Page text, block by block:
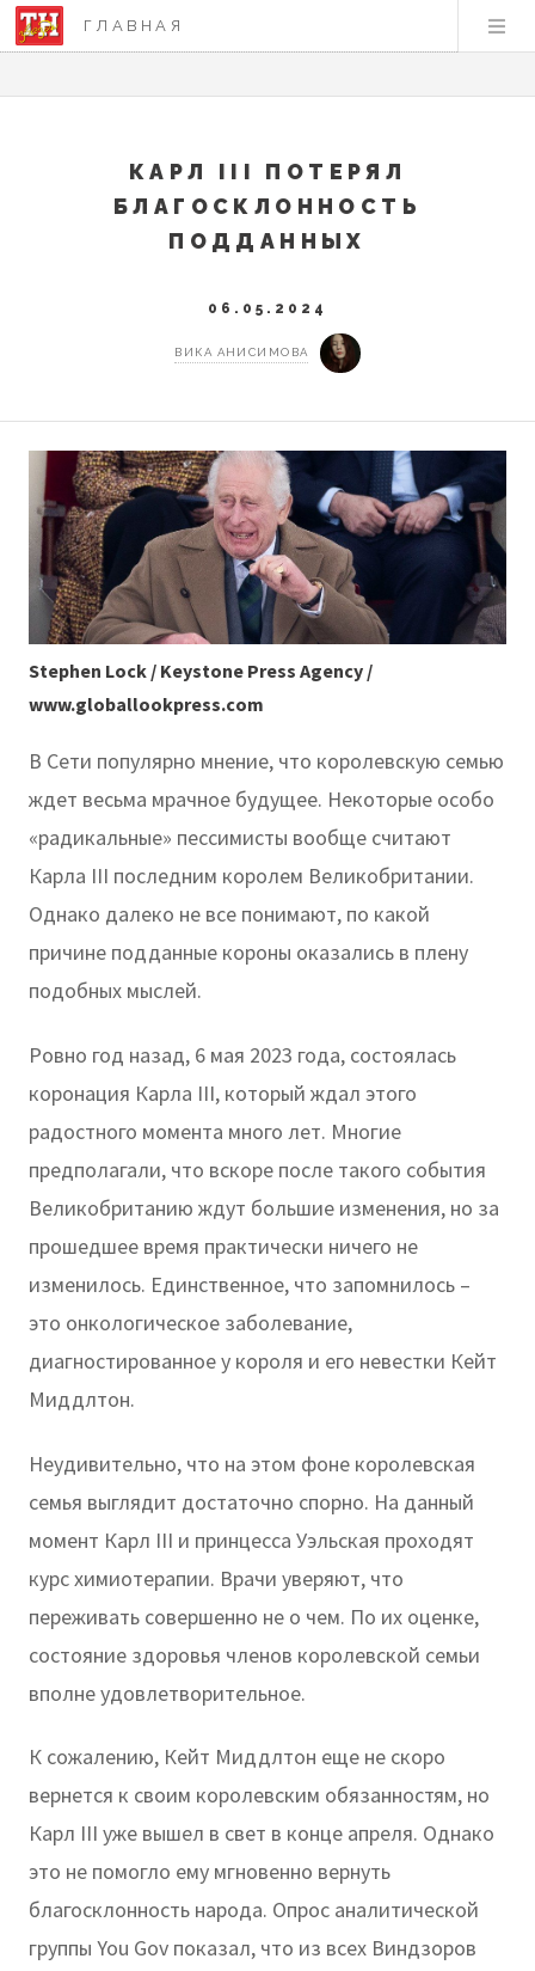
ГЛАВНАЯ
КАРЛ III ПОТЕРЯЛ
БЛАГОСКЛОННОСТЬ
ПОДДАННЫХ
06.05.2024
ВИКА АНИСИМОВА
Stephen Lock / Keystone Press Agency /
www.globallookpress.com
В Сети популярно мнение, что королевскую семью
ждет весьма мрачное будущее. Некоторые особо
«радикальные» пессимисты вообще считают
Карла III последним королем Великобритании.
Однако далеко не все понимают, по какой
причине подданные короны оказались в плену
подобных мыслей.
Ровно год назад, 6 мая 2023 года, состоялась
коронация Карла III, который ждал этого
радостного момента много лет. Многие
предполагали, что вскоре после такого события
Великобританию ждут большие изменения, но за
прошедшее время практически ничего не
изменилось. Единственное, что запомнилось –
это онкологическое заболевание,
диагностированное у короля и его невестки Кейт
Миддлтон.
Неудивительно, что на этом фоне королевская
семья выглядит достаточно спорно. На данный
момент Карл III и принцесса Уэльская проходят
курс химиотерапии. Врачи уверяют, что
переживать совершенно не о чем. По их оценке,
состояние здоровья членов королевской семьи
вполне удовлетворительное.
К сожалению, Кейт Миддлтон еще не скоро
вернется к своим королевским обязанностям, но
Карл III уже вышел в свет в конце апреля. Однако
это не помогло ему мгновенно вернуть
благосклонность народа. Опрос аналитической
группы You Gov показал, что из всех Виндзоров